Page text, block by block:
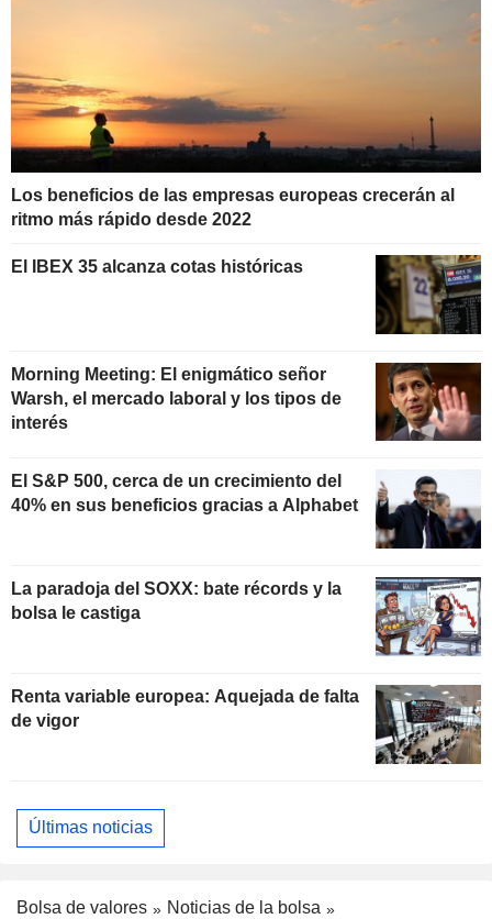
Los beneficios de las empresas europeas crecerán al
ritmo más rápido desde 2022
El IBEX 35 alcanza cotas históricas
Morning Meeting: El enigmático señor
Warsh, el mercado laboral y los tipos de
interés
El S&P 500, cerca de un crecimiento del
40% en sus beneficios gracias a Alphabet
La paradoja del SOXX: bate récords y la
bolsa le castiga
Renta variable europea: Aquejada de falta
de vigor
Últimas noticias
Bolsa de valores
Noticias de la bolsa